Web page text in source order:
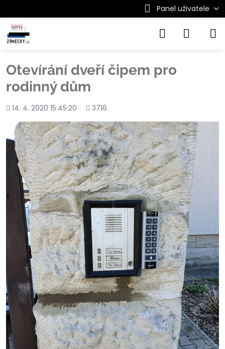
Panel uživatele
Otevírání dveří čipem pro
rodinný dům
Přidáno
14. 4. 2020 15:45:20
Počet
3716